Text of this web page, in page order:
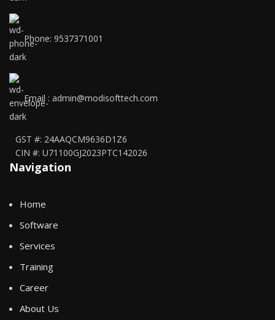
Phone: 9537371001
Email : admin@modisofttech.com
GST #: 24AAQCM9636D1Z6
CIN #: U71100GJ2023PTC142026
Navigation
Home
Software
Services
Training
Career
About Us